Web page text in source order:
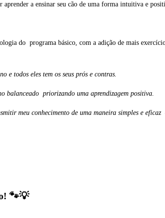
aprender a ensinar seu cão de uma forma intuitiva e
do programa básico, com a adição de mais
e todos eles tem os seus prós e contras.
balanceado priorizando uma aprendizagem positiva.
meu conhecimento de uma maneira simples e eficaz
🐾💡